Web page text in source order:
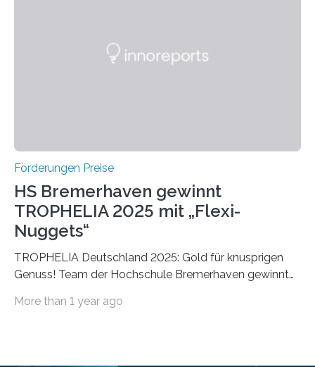
Foundation, des BIAL Award in Biomedicine ist in
Förderungen Preise
HS Bremerhaven gewinnt
TROPHELIA 2025 mit „Flexi-
Nuggets“
TROPHELIA Deutschland 2025: Gold für knusprigen
Genuss! Team der Hochschule Bremerhaven gewinnt
ECOTROPHELIAMit der Produktidee “Flexi-Nuggets”
More than 1 year ago